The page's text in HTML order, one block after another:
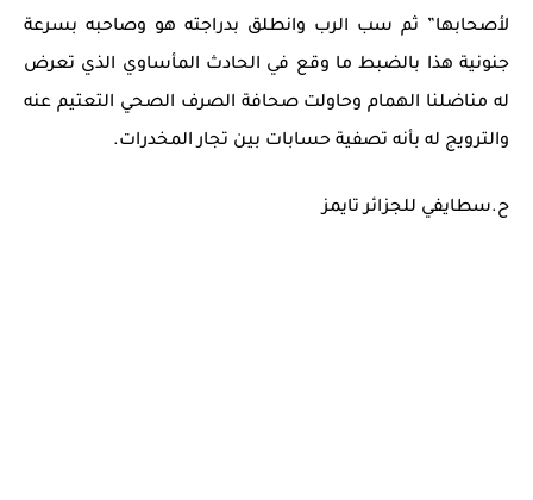
لأصحابها” ثم سب الرب وانطلق بدراجته هو وصاحبه بسرعة
جنونية هذا بالضبط ما وقع في الحادث المأساوي الذي تعرض
له مناضلنا الهمام وحاولت صحافة الصرف الصحي التعتيم عنه
والترويج له بأنه تصفية حسابات بين تجار المخدرات.
ح.سطايفي للجزائر تايمز